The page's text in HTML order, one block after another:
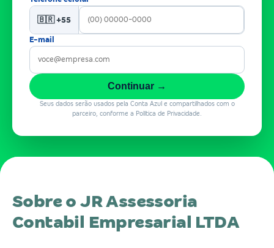
🇧🇷 +55
E-mail
Continuar →
Seus dados serão usados pela Conta Azul e compartilhados com o
parceiro, conforme a Política de Privacidade.
Sobre o JR Assessoria
Contabil Empresarial LTDA